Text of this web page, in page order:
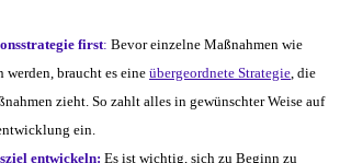
first: Bevor einzelne Maßnahmen wie
werden, braucht es eine übergeordnete Strategie, die
zieht. So zahlt alles in gewünschter Weise auf
ein.
entwickeln: Es ist wichtig, sich zu Beginn zu